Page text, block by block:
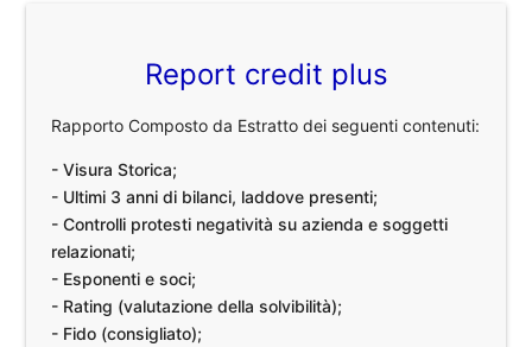
Report credit plus
Rapporto Composto da Estratto dei seguenti contenuti:
- Visura Storica;
- Ultimi 3 anni di bilanci, laddove presenti;
- Controlli protesti negatività su azienda e soggetti
relazionati;
- Esponenti e soci;
- Rating (valutazione della solvibilità);
- Fido (consigliato);